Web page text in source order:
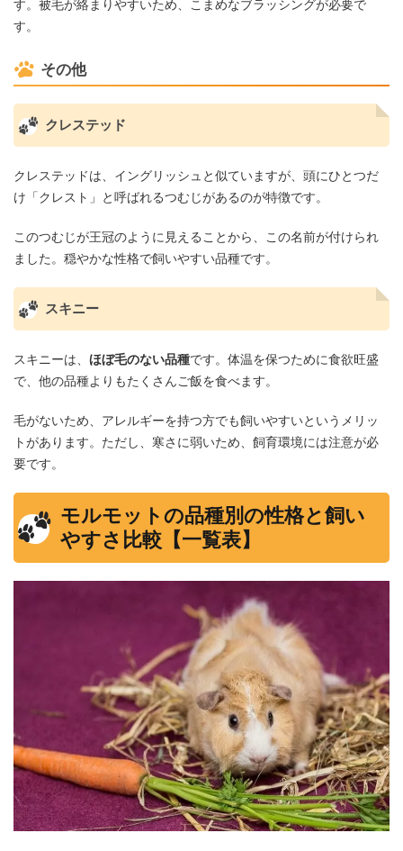
す。被毛が絡まりやすいため、こまめなブラッシングが必要で
す。
その他
クレステッド
クレステッドは、イングリッシュと似ていますが、頭にひとつだ
け「クレスト」と呼ばれるつむじがあるのが特徴です。
このつむじが王冠のように見えることから、この名前が付けられ
ました。穏やかな性格で飼いやすい品種です。
スキニー
スキニーは、 ほぼ毛のない品種です。体温を保つために食欲旺盛
で、他の品種よりもたくさんご飯を食べます。
毛がないため、アレルギーを持つ方でも飼いやすいというメリッ
トがあります。ただし、寒さに弱いため、飼育環境には注意が必
要です。
モルモットの品種別の性格と飼い
やすさ比較【一覧表】